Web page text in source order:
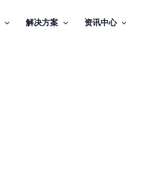
解决方案 资讯中心